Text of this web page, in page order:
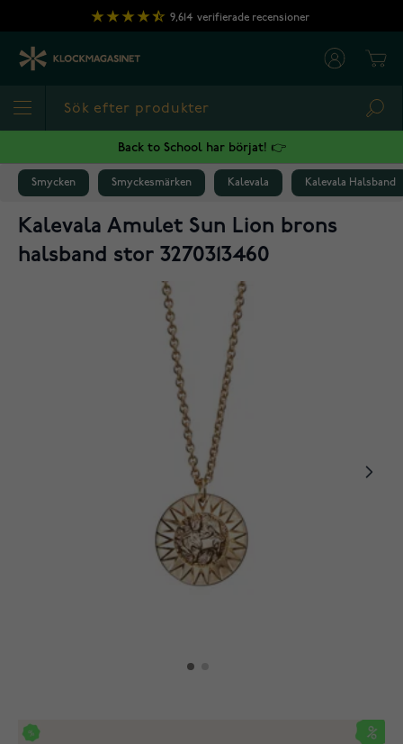
Hoppa till innehållet
9,614 verifierade recensioner
Back to School har börjat! 👉
Smycken Smyckesmärken Kalevala Kalevala Halsband
Kalevala Amulet Sun Lion brons
halsband stor 3270313460